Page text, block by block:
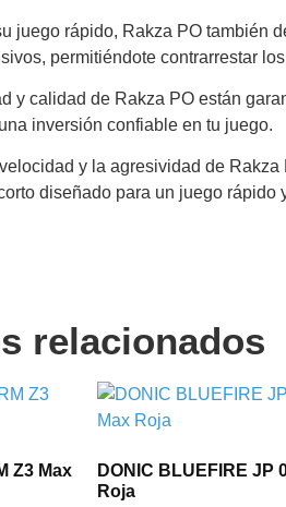
juego rápido, Rakza PO también
permitiéndote contrarrestar
y calidad de Rakza PO están
inversión confiable en tu juego.
y la agresividad de
diseñado para un juego rápido
relacionados
Z3 Max
DONIC BLUEFIRE JP
Roja